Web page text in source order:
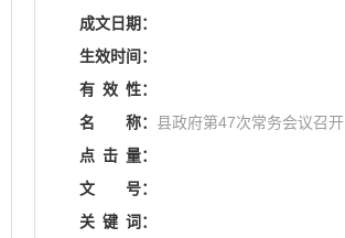
成文日期：
生效时间：
有 效 性：
名
称： 县政府第47次常务会议召开
点 击 量：
文
号：
关 键 词：